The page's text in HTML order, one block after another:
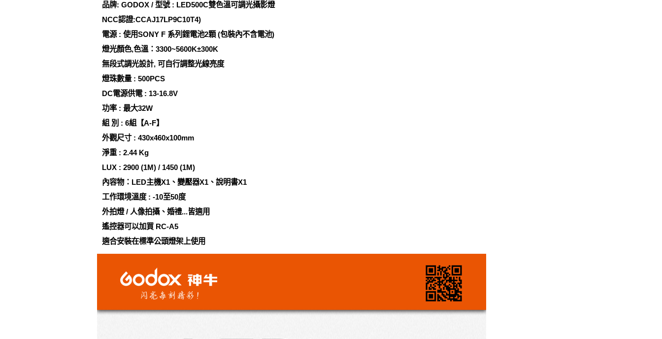
品牌: GODOX / 型號 : LED500C雙色溫可調光攝影燈
NCC認證:CCAJ17LP9C10T4)
電源 : 使用SONY F 系列鋰電池2顆 (包裝內不含電池)
燈光顏色,色溫：3300~5600K±300K
無段式調光設計, 可自行調整光線亮度
燈珠數量 : 500PCS
DC電源供電 : 13-16.8V
功率 : 最大32W
組 別 : 6組【A-F】
外觀尺寸 : 430x460x100mm
淨重 : 2.44 Kg
LUX : 2900 (1M) / 1450 (1M)
內容物：LED主機X1、變壓器X1、說明書X1
工作環境溫度 : -10至50度
外拍燈 / 人像拍攝、婚禮...皆適用
遙控器可以加買 RC-A5
適合安裝在標準公頭燈架上使用